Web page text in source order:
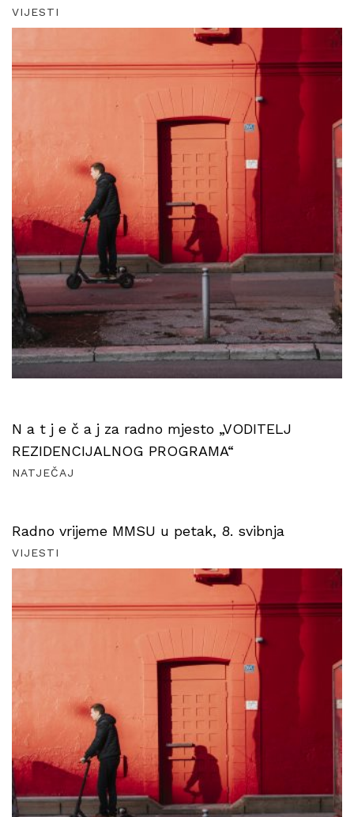
VIJESTI
N a t j e č a j za radno mjesto „VODITELJ
REZIDENCIJALNOG PROGRAMA“
NATJEČAJ
Radno vrijeme MMSU u petak, 8. svibnja
VIJESTI